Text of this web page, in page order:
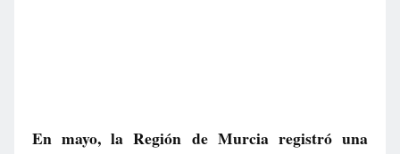
En mayo, la Región de Murcia registró una